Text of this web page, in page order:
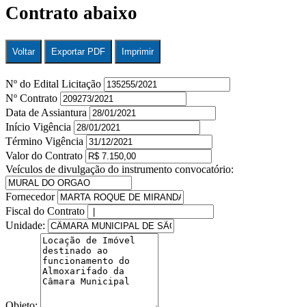
Contrato abaixo
Voltar Exportar PDF Imprimir
Nº do Edital Licitação
Nº Contrato
Data de Assiantura
Início Vigência
Término Vigência
Valor do Contrato
Veículos de divulgação do instrumento convocatório:
Fornecedor
Fiscal do Contrato
Unidade: